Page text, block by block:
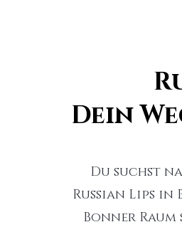
Dein
Du suchst
Russian Lips
Bonner